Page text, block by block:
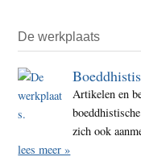
De werkplaats
Artikelen en
zich ook
lees meer »